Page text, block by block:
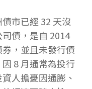
市已經 32 天沒
債，是自 2014
，並且未發行債
8 月通常為投行
人擔憂因通膨、